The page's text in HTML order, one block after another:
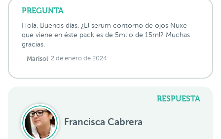
PREGUNTA
Hola. Buenos días. ¿El serum contorno de ojos Nuxe
que viene en éste pack es de 5ml o de 15ml? Muchas
gracias.
Marisol 2 de enero de 2024
RESPUESTA
Francisca Cabrera